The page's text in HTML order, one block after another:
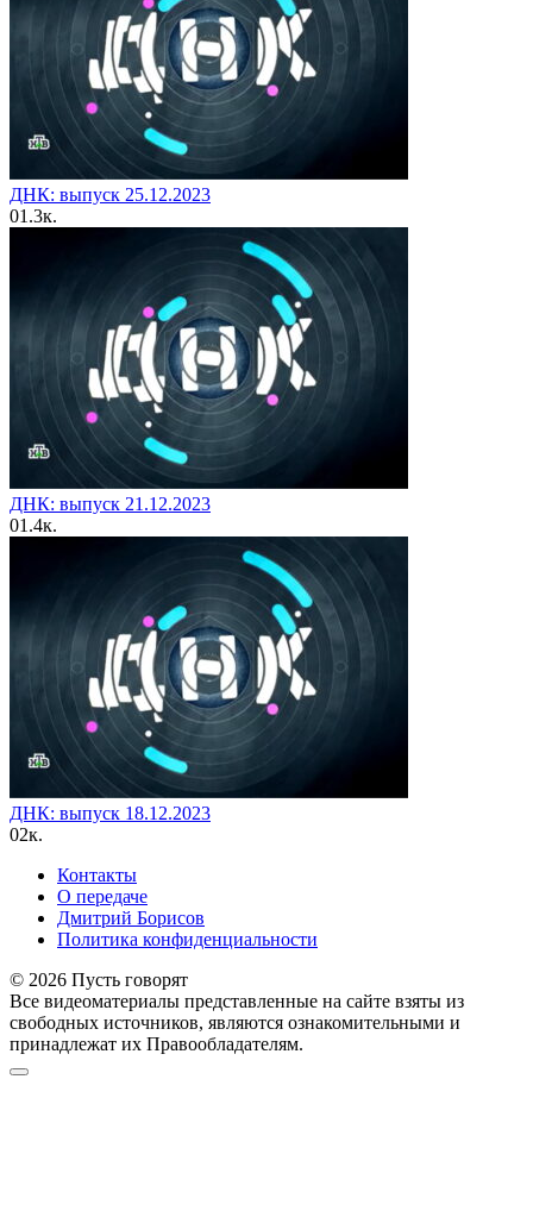
ДНК: выпуск 25.12.2023
01.3к.
ДНК: выпуск 21.12.2023
01.4к.
ДНК: выпуск 18.12.2023
02к.
Контакты
О передаче
Дмитрий Борисов
Политика конфиденциальности
© 2026 Пусть говорят
Все видеоматериалы представленные на сайте взяты из
свободных источников, являются ознакомительными и
принадлежат их Правообладателям.